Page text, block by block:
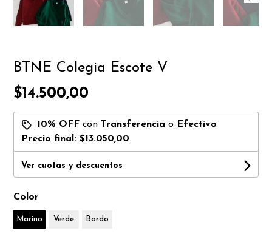
BTNE Colegia Escote V
$14.500,00
10% OFF con Transferencia o Efectivo
Precio final:$13.050,00
Ver cuotas y descuentos
Color
Marino Verde Bordo